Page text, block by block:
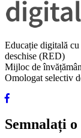
Educație digitală
deschise (RED)
Mijloc de
Omologat selectiv
Semnalați